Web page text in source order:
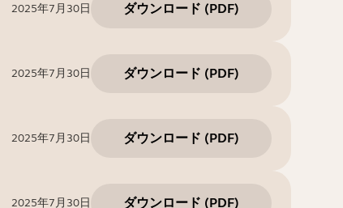
2025年7月30日 ダウンロード (PDF)
2025年7月30日 ダウンロード (PDF)
2025年7月30日 ダウンロード (PDF)
2025年7月30日 ダウンロード (PDF)